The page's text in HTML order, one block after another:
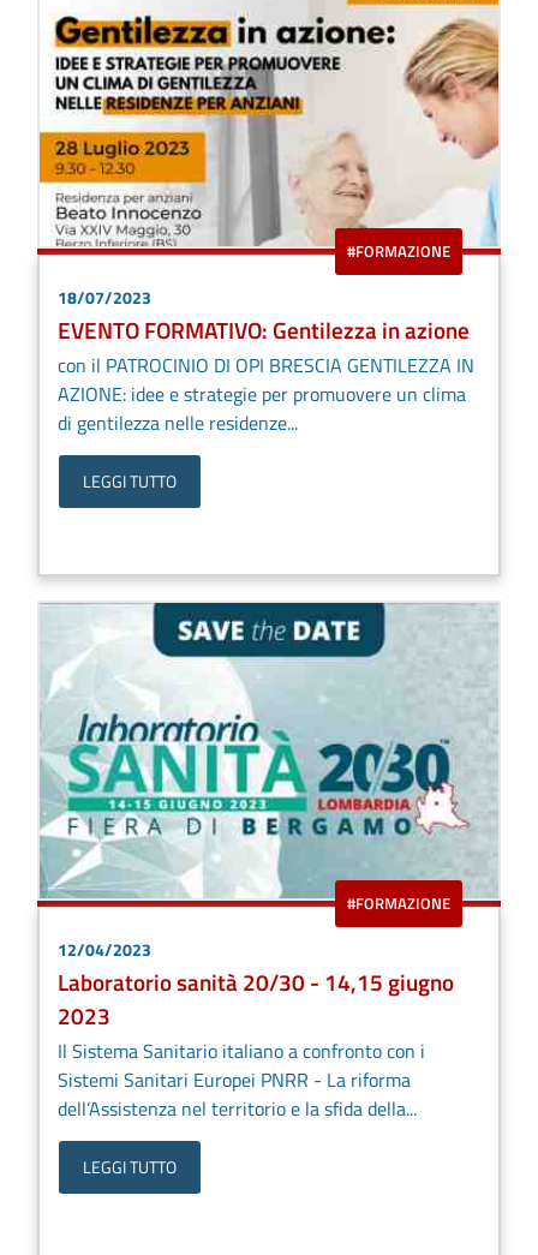
#FORMAZIONE
18/07/2023
EVENTO FORMATIVO: Gentilezza in azione
con il PATROCINIO DI OPI BRESCIA GENTILEZZA IN
AZIONE: idee e strategie per promuovere un clima
di gentilezza nelle residenze...
LEGGI TUTTO
#FORMAZIONE
12/04/2023
Laboratorio sanità 20/30 - 14,15 giugno
2023
Il Sistema Sanitario italiano a confronto con i
Sistemi Sanitari Europei PNRR - La riforma
dell’Assistenza nel territorio e la sfida della...
LEGGI TUTTO